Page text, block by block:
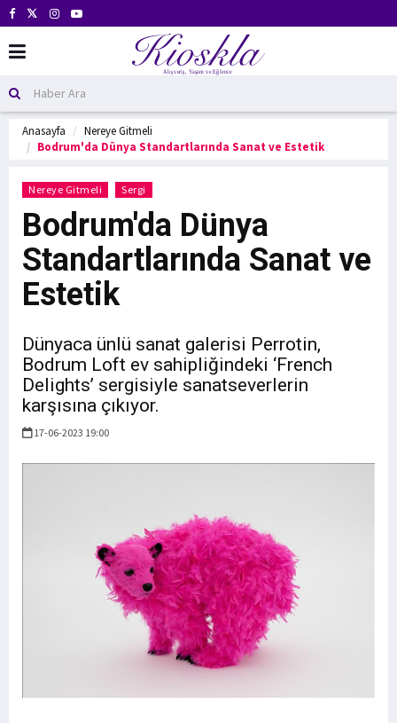
Anasayfa
Nereye Gitmeli
Bodrum'da Dünya Standartlarında Sanat ve Estetik
Nereye Gitmeli Sergi
Bodrum'da Dünya
Standartlarında Sanat ve
Estetik
Dünyaca ünlü sanat galerisi Perrotin,
Bodrum Loft ev sahipliğindeki ‘French
Delights’ sergisiyle sanatseverlerin
karşısına çıkıyor.
17-06-2023 19:00